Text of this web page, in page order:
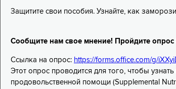
Защитите свои пособия. Узнайте, как
Сообщите нам свое мнение! Пройдите опрос
Ссылка на опрос: https://forms.office.com/g/
Этот опрос проводится для того, чтобы
продовольственной помощи (Supplemental